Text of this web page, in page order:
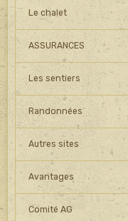
Le chalet
ASSURANCES
Les sentiers
Randonnées
Autres sites
Avantages
Comité AG